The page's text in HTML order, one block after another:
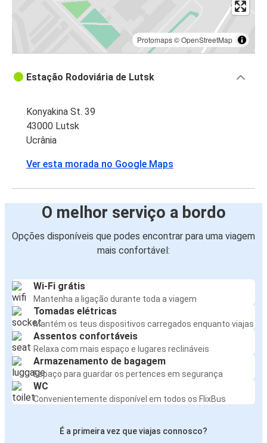
Protomaps©OpenStreetMap
Estação Rodoviária de Lutsk
Konyakina St. 39
43000 Lutsk
Ucrânia
Ver esta morada no Google Maps
O melhor serviço a bordo
Opções disponíveis que podes encontrar para uma viagem
mais confortável:
Wi-Fi grátis
Mantenha a ligação durante toda a viagem
Tomadas elétricas
Mantém os teus dispositivos carregados enquanto viajas
Assentos confortáveis
Relaxa com mais espaço e lugares reclináveis
Armazenamento de bagagem
Espaço para guardar os pertences em segurança
WC
Convenientemente disponível em todos os FlixBus
É a primeira vez que viajas connosco?